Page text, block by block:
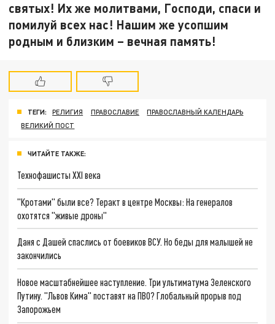
святых! Их же молитвами, Господи, спаси и
помилуй всех нас! Нашим же усопшим
родным и близким – вечная память!
ТЕГИ: РЕЛИГИЯ ПРАВОСЛАВИЕ
ПРАВОСЛАВНЫЙ КАЛЕНДАРЬ
ВЕЛИКИЙ ПОСТ
ЧИТАЙТЕ ТАКЖЕ:
Технофашисты XXI века
"Кротами" были все? Теракт в центре Москвы: На генералов
охотятся "живые дроны"
Даня с Дашей спаслись от боевиков ВСУ. Но беды для малышей не
закончились
Новое масштабнейшее наступление. Три ультиматума Зеленского
Путину. "Львов Кима" поставят на ПВО? Глобальный прорыв под
Запорожьем